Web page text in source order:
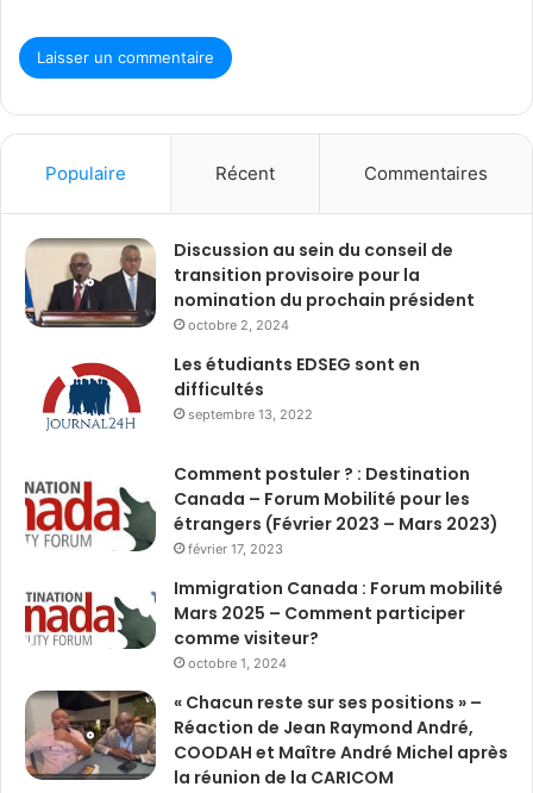
Populaire Récent Commentaires
Discussion au sein du conseil de
transition provisoire pour la
nomination du prochain président
octobre 2, 2024
Les étudiants EDSEG sont en
difficultés
septembre 13, 2022
Comment postuler ? : Destination
Canada – Forum Mobilité pour les
étrangers (Février 2023 – Mars 2023)
février 17, 2023
Immigration Canada : Forum mobilité
Mars 2025 – Comment participer
comme visiteur?
octobre 1, 2024
« Chacun reste sur ses positions » –
Réaction de Jean Raymond André,
COODAH et Maître André Michel après
la réunion de la CARICOM